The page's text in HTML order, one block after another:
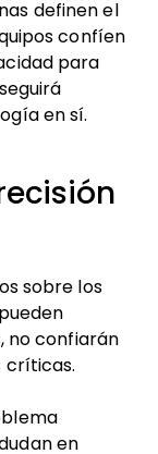
definen el
confíen
para
en sí.
sobre los
no confiarán
críticas.
en